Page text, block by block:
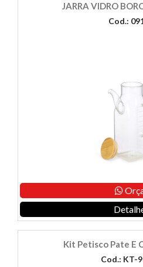
JARRA VIDRO
Cod.:
Kit Petisco Pate E
Cod.: KT-